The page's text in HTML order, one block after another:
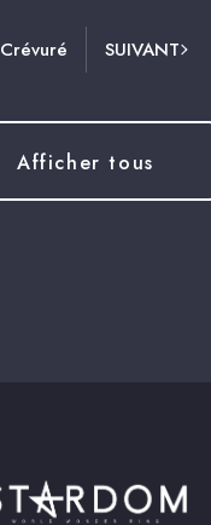
Crévuré SUIVANT
Afficher tous